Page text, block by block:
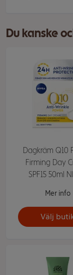
Du kanske
Dagkräm Q10
Firming Day
SPF15 50ml
Mer info
Välj